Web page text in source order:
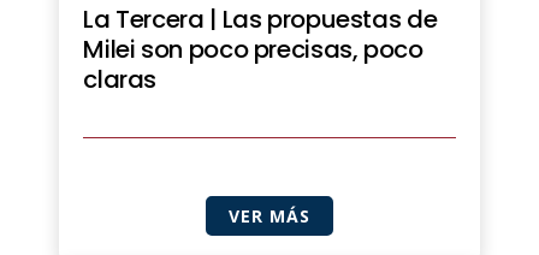
La Tercera | Las propuestas de
Milei son poco precisas, poco
claras
VER MÁS